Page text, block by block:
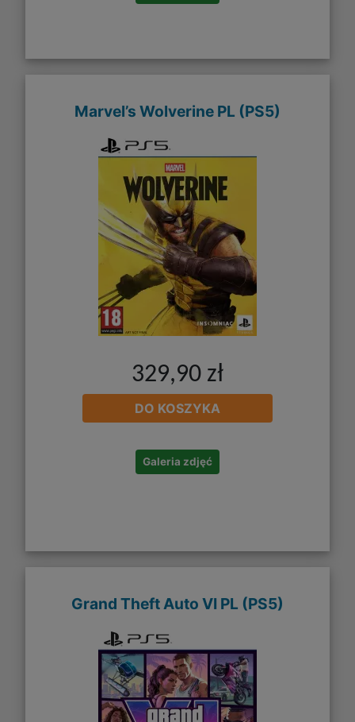
Marvel’s Wolverine PL (PS5)
329,90 zł
DO KOSZYKA
Galeria zdjęć
Grand Theft Auto VI PL (PS5)